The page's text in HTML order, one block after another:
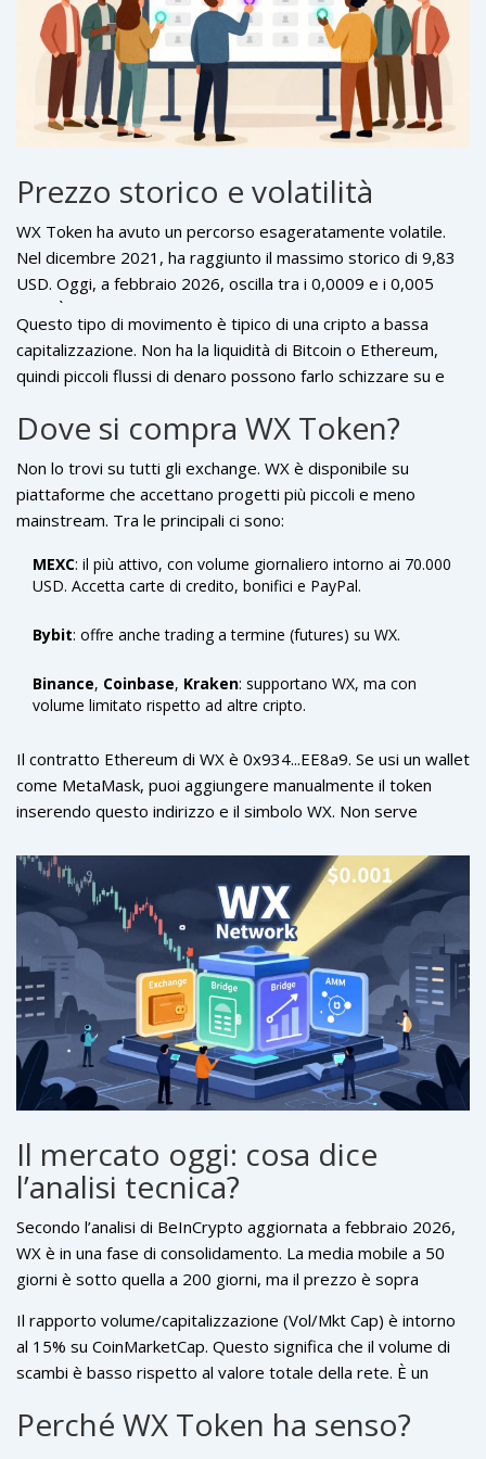
Prezzo storico e volatilità
WX Token ha avuto un percorso esageratamente volatile.
Nel dicembre 2021, ha raggiunto il massimo storico di 9,83
USD. Oggi, a febbraio 2026, oscilla tra i 0,0009 e i 0,005
USD. È sceso del 99% dal picco. Ma non è tutto negativo. Nel
2025, il prezzo ha toccato un minimo di 0,00357305 USD, e
da allora è salito del 32,84% nel 2026. L’ultimo mese ha
visto una flessione del 11,47%, ma l’ultima settimana ha
mostrato un rialzo del 13,97%.
Questo tipo di movimento è tipico di una cripto a bassa
capitalizzazione. Non ha la liquidità di Bitcoin o Ethereum,
quindi piccoli flussi di denaro possono farlo schizzare su e
ma per chi vuole mantenere un asset a lungo termine, è
un’esperienza da stress test.
Dove si compra WX Token?
Non lo trovi su tutti gli exchange. WX è disponibile su
piattaforme che accettano progetti più piccoli e meno
mainstream. Tra le principali ci sono:
MEXC: il più attivo, con volume giornaliero intorno ai 70.000
USD. Accetta carte di credito, bonifici e PayPal.
Bybit: offre anche trading a termine (futures) su WX.
Binance, Coinbase, Kraken: supportano WX, ma con
volume limitato rispetto ad altre cripto.
Il contratto Ethereum di WX è 0x934...EE8a9. Se usi un wallet
come MetaMask, puoi aggiungere manualmente il token
inserendo questo indirizzo e il simbolo WX. Non serve
puoi accedere allo scambio, controllare i dati dei pool e
partecipare alle votazioni.
Il mercato oggi: cosa dice
l’analisi tecnica?
Secondo l’analisi di BeInCrypto aggiornata a febbraio 2026,
WX è in una fase di consolidamento. La media mobile a 50
giorni è sotto quella a 200 giorni, ma il prezzo è sopra
tendenza rialzista forte, né un crollo imminente. È un
mercato che aspetta. Aspetta un evento: forse una nuova
funzionalità, un’integrazione con un altro progetto Waves, o
un aumento di liquidità.
Il rapporto volume/capitalizzazione (Vol/Mkt Cap) è intorno
al 15% su CoinMarketCap. Questo significa che il volume di
scambi è basso rispetto al valore totale della rete. È un
vendere, il prezzo potrebbe crollare rapidamente. Ma se la
Perché WX Token ha senso?